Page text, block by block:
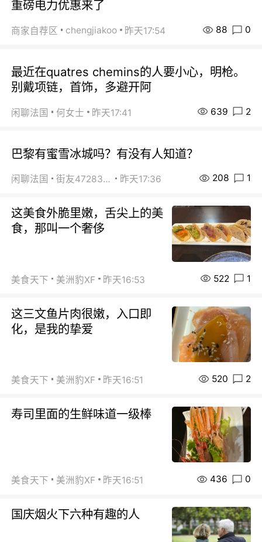
重磅电力优惠来了
商家自荐区 chengjiakoo 昨天17:54 88 0
最近在quatres chemins的人要小心，明枪。
别戴项链，首饰，多避开阿
闲聊法国 何女士 昨天17:41 639 2
巴黎有蜜雪冰城吗？有没有人知道？
闲聊法国 街友472838572 昨天17:36 208 1
这美食外脆里嫩，舌尖上的美
食，那叫一个奢侈
美食天下 美洲豹XF 昨天16:53 522 1
这三文鱼片肉很嫩，入口即
化，是我的挚爱
美食天下 美洲豹XF 昨天16:51 520 2
寿司里面的生鲜味道一级棒
美食天下 美洲豹XF 昨天16:51 436 0
国庆烟火下六种有趣的人